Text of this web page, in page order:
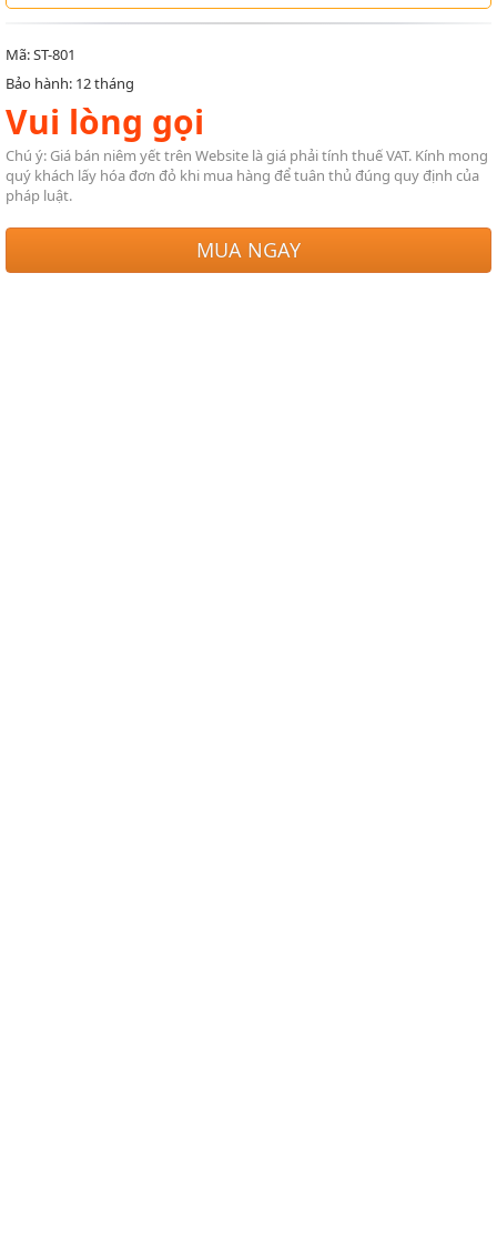
Mã: ST-801
Bảo hành: 12 tháng
Vui lòng gọi
Chú ý: Giá bán niêm yết trên Website là giá phải tính thuế VAT. Kính mong
quý khách lấy hóa đơn đỏ khi mua hàng để tuân thủ đúng quy định của
pháp luật.
MUA NGAY